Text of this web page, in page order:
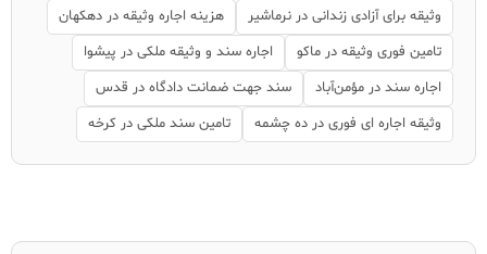
وثیقه برای آزادی زندانی در نرماشیر
هزینه اجاره وثیقه در دهکهان
تامین فوری وثیقه در ماکو
اجاره سند و وثیقه ملکی در پیشوا
اجاره سند در مؤمن‌آباد
سند جهت ضمانت دادگاه در قدس
وثیقه اجاره ای فوری در ده چشمه
تامین سند ملکی در کرخه